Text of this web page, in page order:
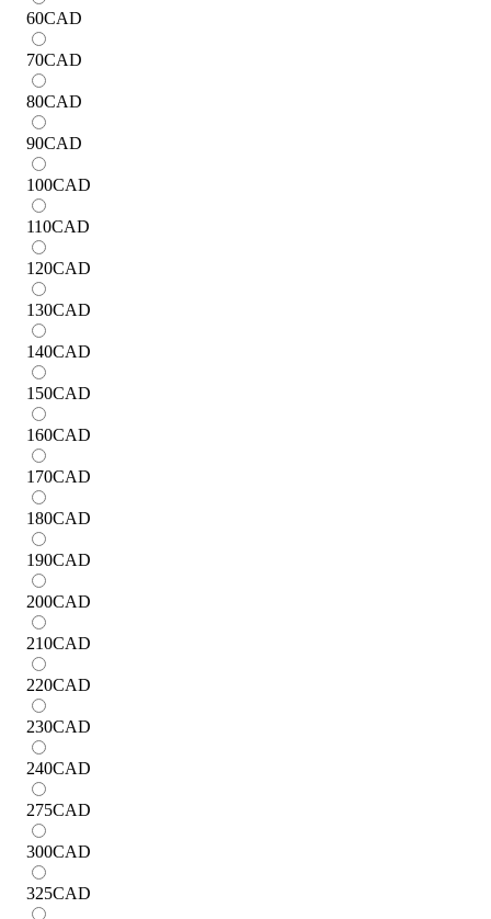
60CAD
70CAD
80CAD
90CAD
100CAD
110CAD
120CAD
130CAD
140CAD
150CAD
160CAD
170CAD
180CAD
190CAD
200CAD
210CAD
220CAD
230CAD
240CAD
275CAD
300CAD
325CAD